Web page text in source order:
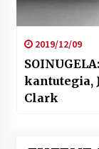
2019/12/09
kantutegia,
Clark